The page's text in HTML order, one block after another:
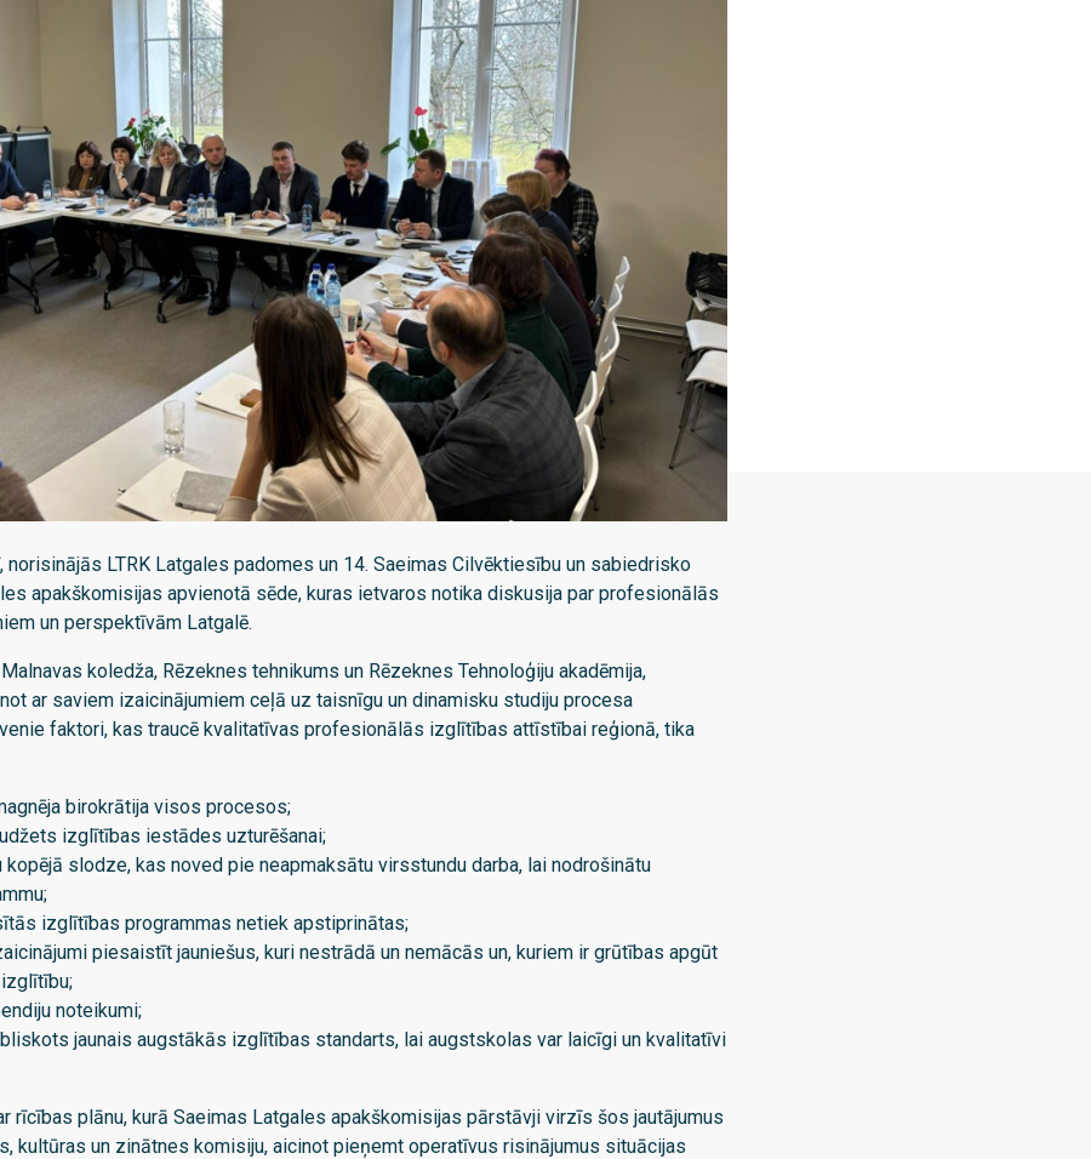
norisinājās LTRK Latgales padomes un 14. Saeimas Cilvēktiesību un sabiedrisko
apakškomisijas apvienotā sēde, kuras ietvaros notika diskusija par profesionālās
un perspektīvām Latgalē.
koledža, Rēzeknes tehnikums un Rēzeknes Tehnoloģiju akadēmija,
ar saviem izaicinājumiem ceļā uz taisnīgu un dinamisku studiju procesa
faktori, kas traucē kvalitatīvas profesionālās izglītības attīstībai reģionā, tika
birokrātija visos procesos;
izglītības iestādes uzturēšanai;
kopējā slodze, kas noved pie neapmaksātu virsstundu darba, lai nodrošinātu
izglītības programmas netiek apstiprinātas;
piesaistīt jauniešus, kuri nestrādā un nemācās un, kuriem ir grūtības apgūt
noteikumi;
jaunais augstākās izglītības standarts, lai augstskolas var laicīgi un kvalitatīvi
rīcības plānu, kurā Saeimas Latgales apakškomisijas pārstāvji virzīs šos jautājumus
kultūras un zinātnes komisiju, aicinot pieņemt operatīvus risinājumus situācijas